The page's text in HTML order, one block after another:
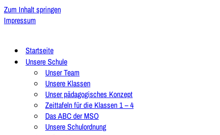
Zum Inhalt springen
Impressum
Startseite
Unsere Schule
Unser Team
Unsere Klassen
Unser pädagogisches Konzept
Zeittafeln für die Klassen 1 – 4
Das ABC der MSO
Unsere Schulordnung